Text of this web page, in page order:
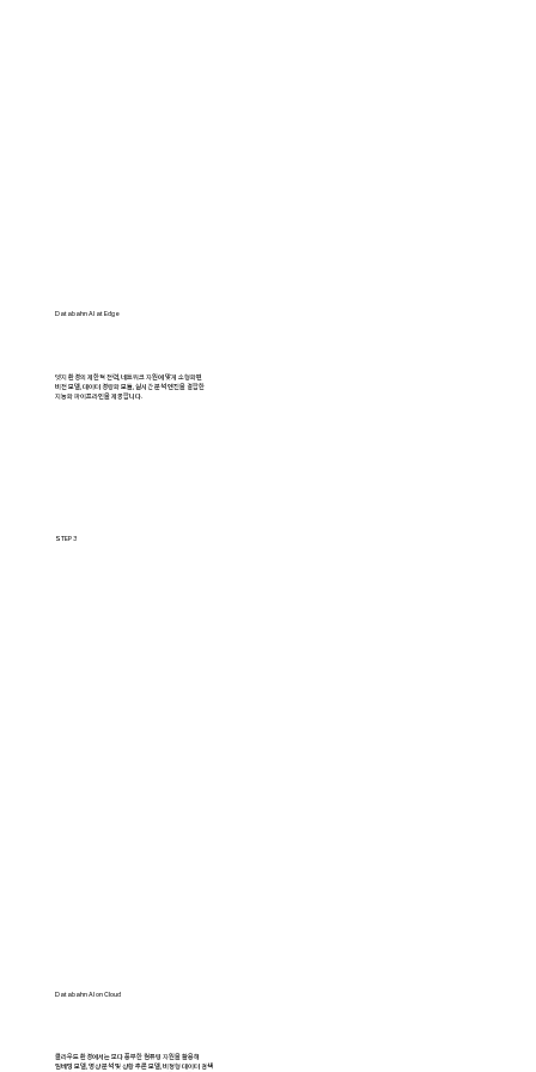
엣지 환경의 제한적 전력, 네트워크 자원에 맞게 소형화된
비전 모델, 데이터 경량화 모듈, 실시간 분석 엔진을 결합한
지능화 파이프라인을 제공합니다.
Databahn AI at Edge
클라우드 환경에서는 보다 풍부한 컴퓨팅 자원을 활용해
임베딩 모델, 영상 분석 및 상황 추론 모델, 비정형 데이터 검색
Databahn AI on Cloud
STEP 3